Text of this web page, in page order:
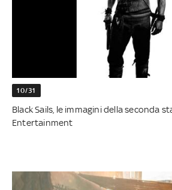
10/31
Black Sails, le immagini della seconda
Entertainment